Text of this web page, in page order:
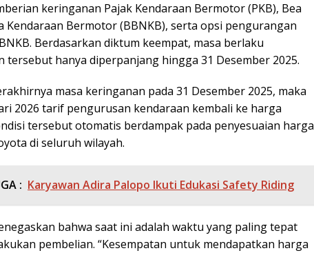
keringanan Pajak Kendaraan Bermotor (PKB), Bea
Kendaraan Bermotor (BBNKB), serta opsi pengurangan
Berdasarkan diktum keempat, masa berlaku
tersebut hanya diperpanjang hingga 31 Desember 2025.
masa keringanan pada 31 Desember 2025, maka
2026 tarif pengurusan kendaraan kembali ke harga
tersebut otomatis berdampak pada penyesuaian harga
di seluruh wilayah.
: Karyawan Adira Palopo Ikuti Edukasi Safety Riding
bahwa saat ini adalah waktu yang paling tepat
pembelian. “Kesempatan untuk mendapatkan harga